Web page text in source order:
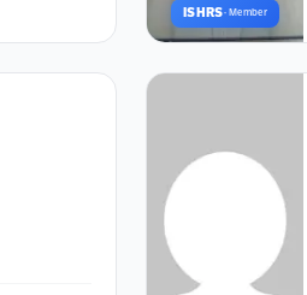
ISHRS· Member